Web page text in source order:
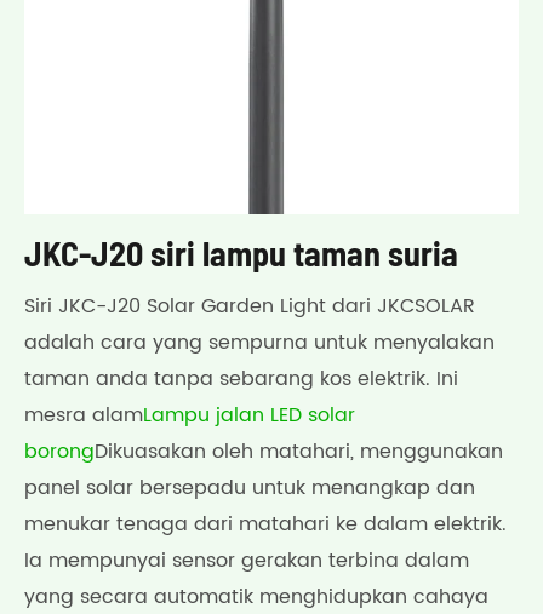
JKC-J20 siri lampu taman suria
Siri JKC-J20 Solar Garden Light dari JKCSOLAR
adalah cara yang sempurna untuk menyalakan
taman anda tanpa sebarang kos elektrik. Ini
mesra alamLampu jalan LED solar
borongDikuasakan oleh matahari, menggunakan
panel solar bersepadu untuk menangkap dan
menukar tenaga dari matahari ke dalam elektrik.
Ia mempunyai sensor gerakan terbina dalam
yang secara automatik menghidupkan cahaya